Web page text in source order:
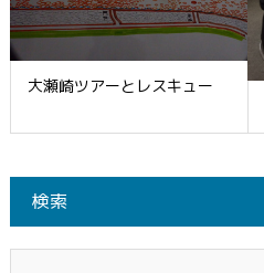
大瀬崎ツアーとレスキュー
検索